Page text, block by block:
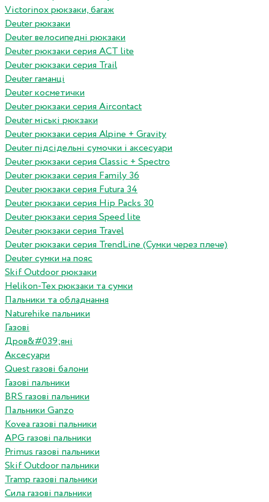
Victorinox рюкзаки, багаж
Deuter рюкзаки
Deuter велосипедні рюкзаки
Deuter рюкзаки серия ACT lite
Deuter рюкзаки серия Trail
Deuter гаманці
Deuter косметички
Deuter рюкзаки серия Aircontact
Deuter міські рюкзаки
Deuter рюкзаки серия Alpine + Gravity
Deuter підсідельні сумочки і аксесуари
Deuter рюкзаки серия Classic + Spectro
Deuter рюкзаки серия Family 36
Deuter рюкзаки серия Futura 34
Deuter рюкзаки серия Hip Packs 30
Deuter рюкзаки серия Speed lite
Deuter рюкзаки серия Travel
Deuter рюкзаки серия TrendLine (Сумки через плече)
Deuter сумки на пояс
Skif Outdoor рюкзаки
Helikon-Tex рюкзаки та сумки
Пальники та обладнання
Naturehike пальники
Газові
Дров&#039;яні
Аксесуари
Quest газові балони
Газові пальники
BRS газові пальники
Пальники Ganzo
Kovea газові пальники
APG газові пальники
Primus газові пальники
Skif Outdoor пальники
Tramp газові пальники
Сила газові пальники